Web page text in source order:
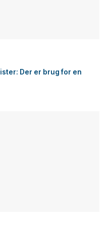
Der er brug for en